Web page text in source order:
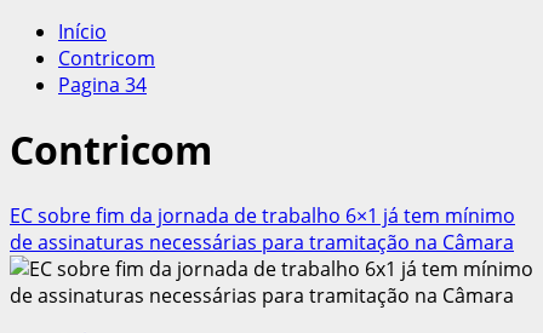
Início
Contricom
Pagina 34
Contricom
EC sobre fim da jornada de trabalho 6×1 já tem mínimo
de assinaturas necessárias para tramitação na Câmara